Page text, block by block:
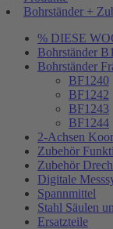
Bohrständer +
% DIESE
Bohrständer
Bohrständer
BF1240
BF1242
BF1243
BF1244
2-Achsen
Zubehör
Zubehör
Digitale
Spannmittel
Stahl Säulen
Ersatzteile